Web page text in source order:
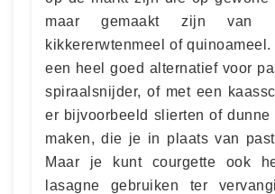
maar gemaakt zijn van
kikkererwtenmeel of
een heel goed alternatief voor
spiraalsnijder, of met een
er bijvoorbeeld slierten of dunne
maken, die je in plaats van
Maar je kunt courgette ook
lasagne gebruiken ter